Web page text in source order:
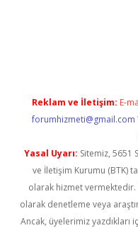
Reklam ve İletişim: E-
forumhizmeti@gmail.com
Yasal Uyarı: Sitemiz, 5651
ve İletişim Kurumu (BTK)
olarak hizmet
olarak denetleme veya
Ancak, üyelerimiz